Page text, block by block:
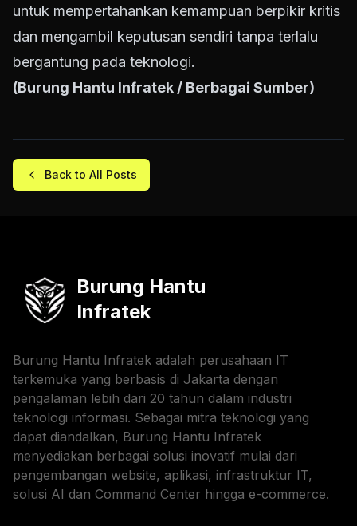
untuk mempertahankan kemampuan berpikir kritis
dan mengambil keputusan sendiri tanpa terlalu
bergantung pada teknologi.
(Burung Hantu Infratek / Berbagai Sumber)
Back to All Posts
Burung Hantu
Infratek
Burung Hantu Infratek adalah perusahaan IT
terkemuka yang berbasis di Jakarta dengan
pengalaman lebih dari 20 tahun dalam industri
teknologi informasi. Sebagai mitra teknologi yang
dapat diandalkan, Burung Hantu Infratek
menyediakan berbagai solusi inovatif mulai dari
pengembangan website, aplikasi, infrastruktur IT,
solusi AI dan Command Center hingga e-commerce.